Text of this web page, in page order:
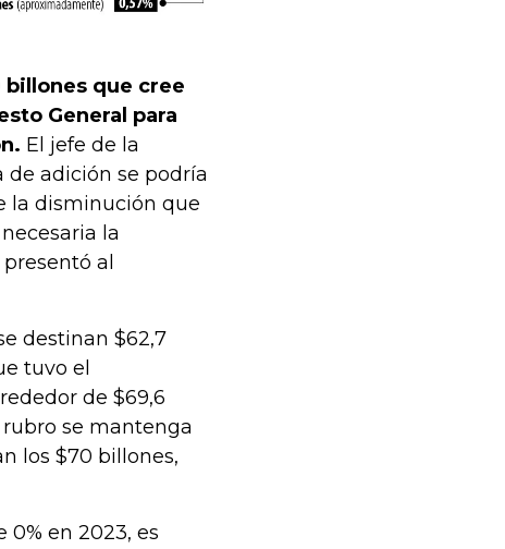
billones que cree
General para
El jefe de la
de adición se podría
la disminución que
la
al
destinan $62,7
tuvo el
de $69,6
se mantenga
los $70 billones,
0% en 2023, es